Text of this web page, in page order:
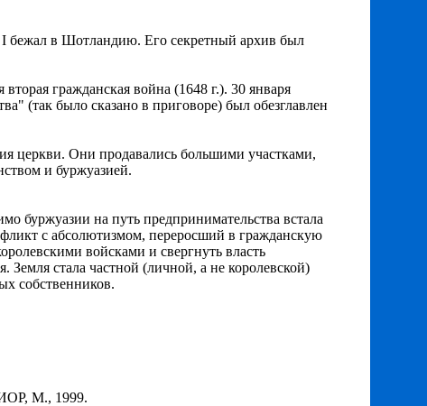
I бежал в Шотландию. Его секретный архив был
гражданская война (1648 г.). 30 января
(так было сказано в приговоре) был обезглавлен
церкви. Они продавались большими участками,
и буржуазией.
буржуазии на путь предпринимательства встала
с абсолютизмом, переросший в гражданскую
войсками и свергнуть власть
стала частной (личной, а не королевской)
собственников.
М., 1999.